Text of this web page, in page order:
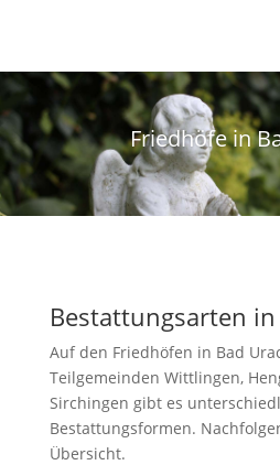
Friedhöfe in
Bestattungsarten in
Auf den Friedhöfen in Bad
Teilgemeinden Wittlingen,
Sirchingen gibt es
Bestattungsformen.
Übersicht.